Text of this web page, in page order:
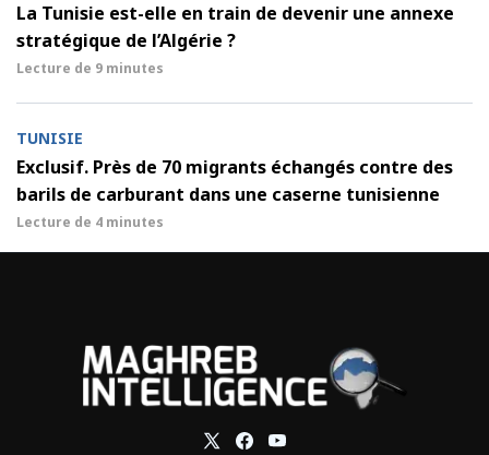
La Tunisie est-elle en train de devenir une annexe
stratégique de l’Algérie ?
Lecture de 9 minutes
TUNISIE
Exclusif. Près de 70 migrants échangés contre des
barils de carburant dans une caserne tunisienne
Lecture de 4 minutes